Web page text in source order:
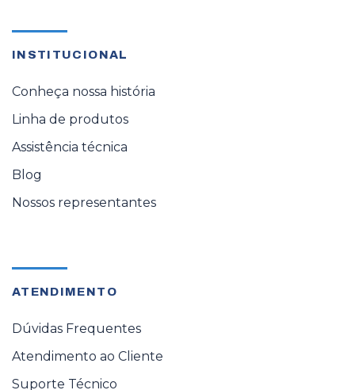
INSTITUCIONAL
Conheça nossa história
Linha de produtos
Assistência técnica
Blog
Nossos representantes
ATENDIMENTO
Dúvidas Frequentes
Atendimento ao Cliente
Suporte Técnico